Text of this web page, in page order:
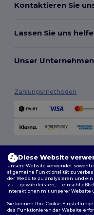
Kontaktieren Sie
Lassen Sie uns
Unser Unternehmen
Zahlungsmethoden
Diese Website
Unsere Website verwendet sowohl
allgemeine Funktionalität zu
der Website zu analysieren und
zu gewährleisten,
Interaktionen mit unserer Website
Sie können Ihre Cookie-
das Funktionieren der Website